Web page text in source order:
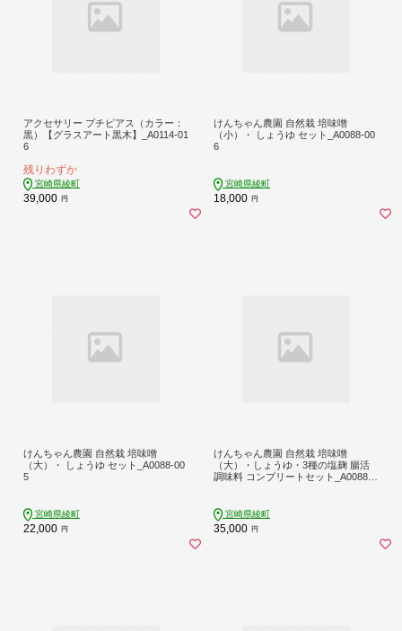
アクセサリー プチピアス（カラー：
黒）【グラスアート黒木】_A0114-01
6
残りわずか
宮崎県綾町
39,000 円
けんちゃん農園 自然栽 培味噌
（小）・ しょうゆ セット_A0088-00
6
宮崎県綾町
18,000 円
けんちゃん農園 自然栽 培味噌
（大）・ しょうゆ セット_A0088-00
5
宮崎県綾町
22,000 円
けんちゃん農園 自然栽 培味噌
（大）・しょうゆ・3種の塩麹 腸活
調味料 コンプリートセット_A0088-0
宮崎県綾町
35,000 円